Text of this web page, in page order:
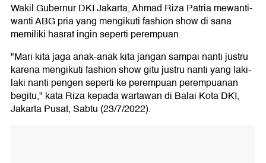
Wakil Gubernur DKI Jakarta, Ahmad Riza Patria mewanti-
wanti ABG pria yang mengikuti fashion show di sana
memiliki hasrat ingin seperti perempuan.
"Mari kita jaga anak-anak kita jangan sampai nanti justru
karena mengikuti fashion show gitu justru nanti yang laki-
laki nanti pengen seperti ke perempuan perempuanan
begitu," kata Riza kepada wartawan di Balai Kota DKI,
Jakarta Pusat, Sabtu (23/7/2022).